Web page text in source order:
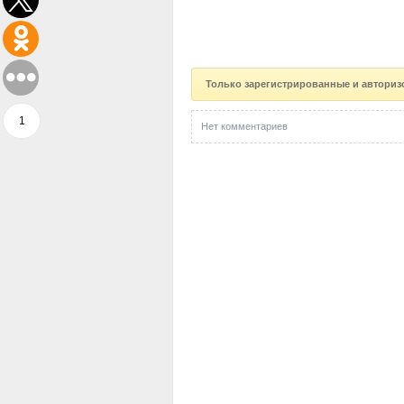
1
Только зарегистрированные и
Нет комментариев